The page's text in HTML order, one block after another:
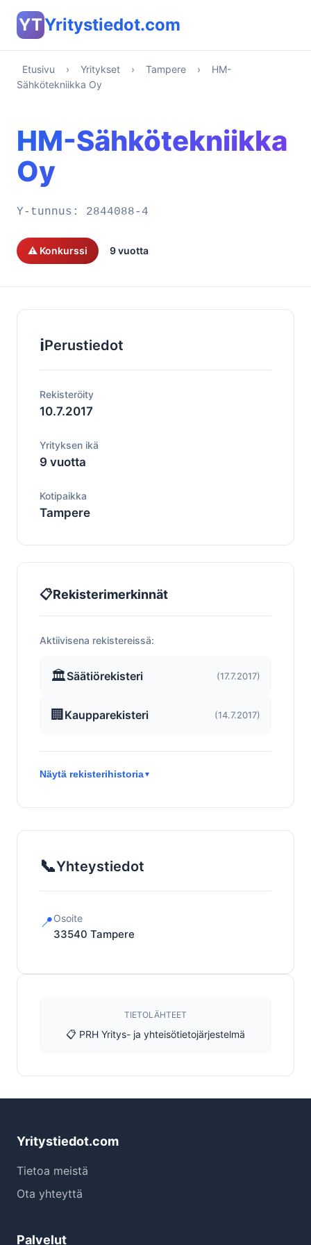
YTYritystiedot.com
Etusivu › Yritykset › Tampere ›
HM-
Sähkötekniikka Oy
HM-Sähkötekniikka
Oy
Y-tunnus: 2844088-4
⚠️ Konkurssi 9 vuotta
ℹ️Perustiedot
Rekisteröity
10.7.2017
Yrityksen ikä
9 vuotta
Kotipaikka
Tampere
📋Rekisterimerkinnät
Aktiivisena rekistereissä:
🏛️Säätiörekisteri (17.7.2017)
🏢 Kaupparekisteri (14.7.2017)
Näytä rekisterihistoria▼
📞Yhteystiedot
📍Osoite
33540 Tampere
TIETOLÄHTEET
📋 PRH Yritys- ja yhteisötietojärjestelmä
Yritystiedot.com
Tietoa meistä
Ota yhteyttä
Palvelut